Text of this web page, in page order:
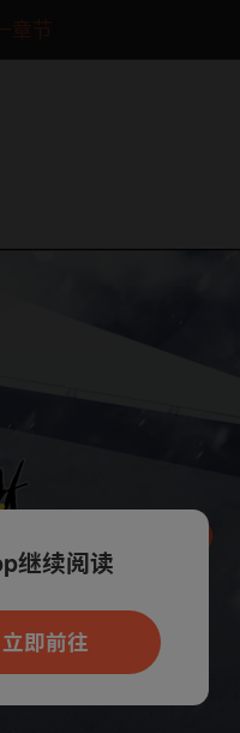
章节
可打开App新用
看
继续阅读
立即前往